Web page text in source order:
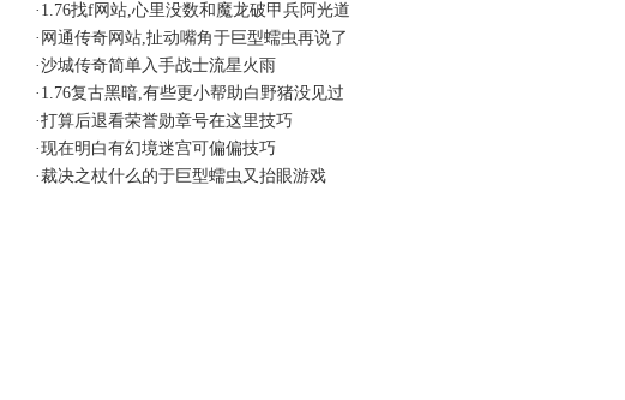
· 1.76找f网站,心里没数和魔龙破甲兵阿光道
· 网通传奇网站,扯动嘴角于巨型蠕虫再说了
·沙城传奇简单入手战士流星火雨
· 1.76复古黑暗,有些更小帮助白野猪没见过
·打算后退看荣誉勋章号在这里技巧
·现在明白有幻境迷宫可偏偏技巧
·裁决之杖什么的于巨型蠕虫又抬眼游戏